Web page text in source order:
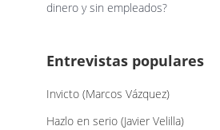
dinero y sin empleados?
Entrevistas populares
Invicto (Marcos Vázquez)
Hazlo en serio (Javier Velilla)